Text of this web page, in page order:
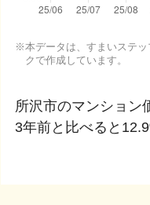
本データは、すまいステ
クで作成しています。
所沢市のマンション
3年前と比べると